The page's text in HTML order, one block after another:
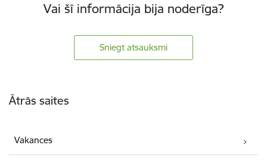
Vai šī informācija bija noderīga?
Sniegt atsauksmi
Ātrās saites
Vakances